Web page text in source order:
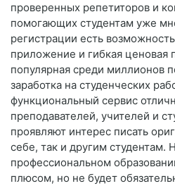
проверенных репетиторов и
помогающих студентам уже
регистрации есть
приложение и гибкая ценовая
популярная среди миллионов
заработка на студенческих
функциональный сервис
преподавателей, учителей и
проявляют интерес писать
себе, так и другим студентам.
профессиональном
плюсом, но не будет